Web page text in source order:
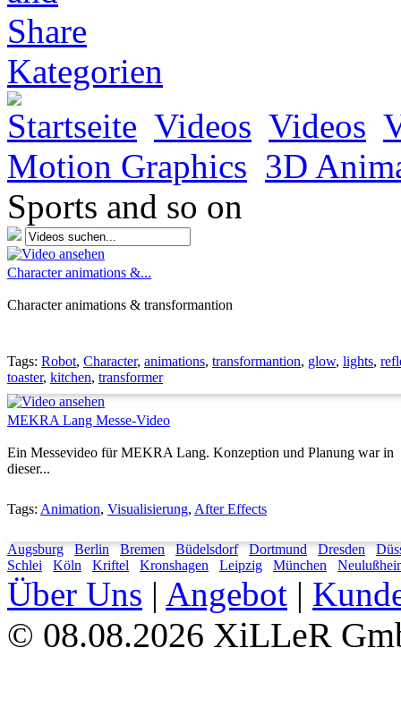
Kategorien
Startseite Videos Videos
Motion Graphics 3D
Sports and so on
Character animations &...
Character animations & transformantion
Tags: Robot, Character, animations, transformantion, glow, lights,
toaster, kitchen, transformer
MEKRA Lang Messe-Video
Ein Messevideo für MEKRA Lang. Konzeption und Planung war in
dieser...
Tags: Animation, Visualisierung, After Effects
Augsburg Berlin Bremen Büdelsdorf Dortmund Dresden
Schlei
Köln Kriftel Kronshagen Leipzig München
Über Uns | Angebot |
© 08.08.2026 XiLLeR